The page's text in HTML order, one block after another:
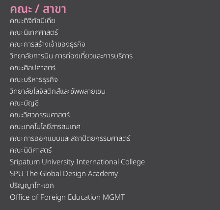
คณะ / สาขา
คณะดิจิทัลมีเดีย
คณะนิเทศศาสตร์
คณะการสร้างเจ้าของธุรกิจ
วิทยาลัยการบิน การท่องเที่ยวและการบริการ
คณะศิลปศาสตร์
คณะบริหารธุรกิจ
วิทยาลัยโลจิสติกส์และซัพพลายเชน
คณะบัญชี
คณะวิศวกรรมศาสตร์
คณะเทคโนโลยีสารสนเทศ
คณะการออกแบบและสถาปัตยกรรมศาสตร์
คณะนิติศาสตร์
Sripatum University International College
SPU The Global Design Academy
ปริญญาโท-เอก
Office of Foreign Education MGMT